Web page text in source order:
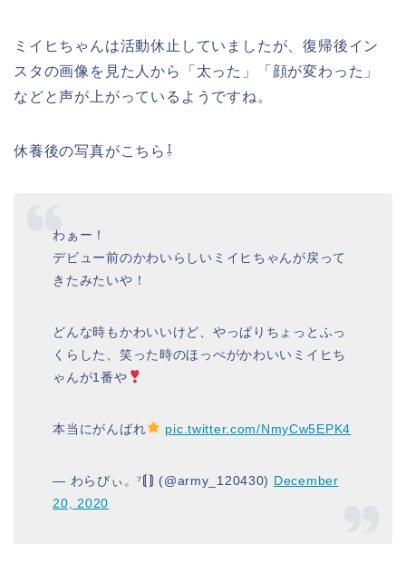
ミイヒちゃんは活動休止していましたが、復帰後イン
スタの画像を見た人から「太った」「顔が変わった」
などと声が上がっているようですね。
休養後の写真がこちら⇩
わぁー！
デビュー前のかわいらしいミイヒちゃんが戻って
きたみたいや！
どんな時もかわいいけど、やっぱりちょっとふっ
くらした、笑った時のほっぺがかわいいミイヒち
ゃんが1番や
本当にがんばれ pic.twitter.com/NmyCw5EPK4
— わらびぃ。⁷⟬⟭ (@army_120430) December
20, 2020